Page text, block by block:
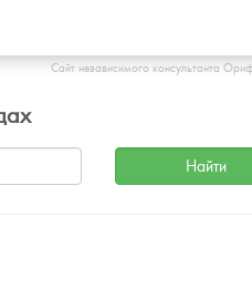
Сайт независимого консультанта